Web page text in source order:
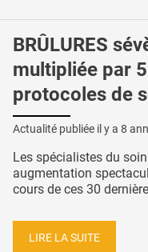
BRÛLURES
multipliée par
protocoles de
Actualité publiée il y a 8
Les spécialistes du
augmentation
cours de ces 30
LIRE LA SUITE